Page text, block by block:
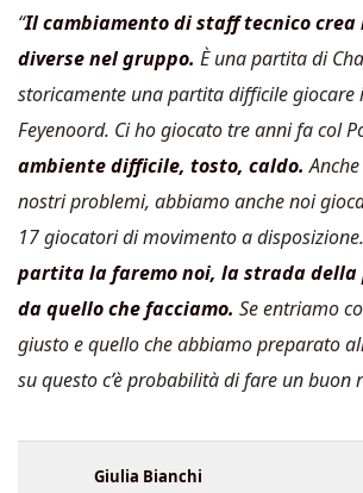
“Il cambiamento di staff tecnico crea
diverse nel gruppo. È una partita di
storicamente una partita difficile giocare
Feyenoord. Ci ho giocato tre anni fa col
ambiente difficile, tosto, caldo.
nostri problemi, abbiamo anche noi
17 giocatori di movimento a disposizione.
partita la faremo noi, la strada
da quello che facciamo. Se entriamo
giusto e quello che abbiamo preparato
su questo c’è probabilità di fare un buon
Giulia Bianchi